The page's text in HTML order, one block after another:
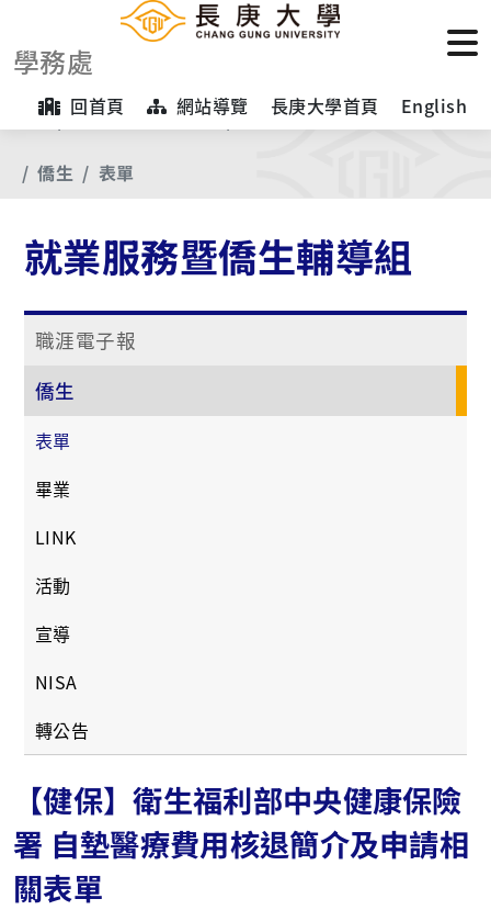
學務處
回首頁 網站導覽 長庚大學首頁 English
首頁 【業務項目專區】
就業服務暨僑生輔導組
僑生
表單
就業服務暨僑生輔導組
職涯電子報
僑生
表單
畢業
LINK
活動
宣導
NISA
轉公告
【健保】衛生福利部中央健康保險
署 自墊醫療費用核退簡介及申請相
關表單